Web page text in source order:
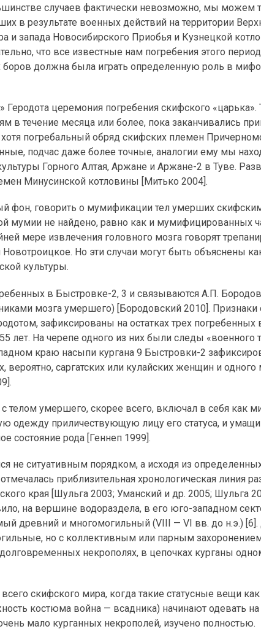
случаев фактически невозможно, мы можем
в результате военных действий на территории
и запада Новосибирского Приобья и Кузнецкой
что все известные нам погребения этого
боров должна была играть определенную роль в
церемония погребения скифского «царька».
в течение месяца или более, пока заканчивались
хотя погребальный обряд скифских племен
подчас даже более точные, аналогии ему мы
Горного Алтая, Аржане и Аржане-2 в Туве.
Минусинской котловины [Митько 2004].
фон, говорить о мумификации тел умерших
мумии не найдено, равно как и мумифицированных
мере извлечения головного мозга говорят
Но эти случаи могут быть объяснены
культуры.
в Быстровке-2, 3 и связываются А.П.
мозга умершего) [Бородовский 2010]. Признаки
зафиксированы на остатках трех
лет. На черепе одного из них были следы «военного
краю насыпи кургана 9 Быстровки-2
саргатских или кулайских женщин и
умершего, скорее всего, включал в себя как
одежду приличествующую лицу его статуса, и
состояние рода [Геннеп 1999].
не ситуативным порядком, а исходя из
приблизительная хронологическая линия
края [Шульга 2003; Уманский и др. 2005; Шульга
на вершине водораздела, в его юго-западном
древний и многомогильный (VIII — VI вв. до н.э.)
но с коллективным или парным
некрополях, в цепочках курганы
скифского мира, когда такие статусные вещи
костюма война — всадника) начинают одевать
мало курганных некрополей, изучено полностью.